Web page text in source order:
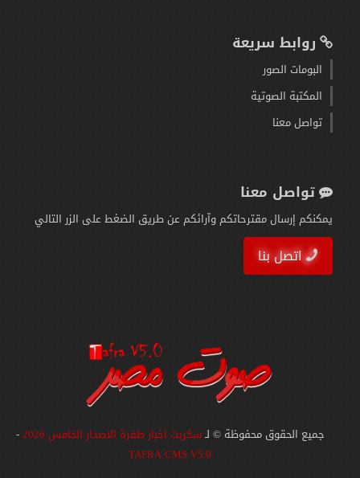
روابط سريعة
البومات الصور
المكتبة الصوتية
تواصل معنا
تواصل معنا
يمكنكم إرسال مقترحاتكم وآرائكم عن طريق الضغط على الزر التالي
اتصل بنا
جميع الحقوق محفوظة © لـسكربت اخبار طفرة الاصدار الخامس 2026
-
TAFRA CMS V5.0